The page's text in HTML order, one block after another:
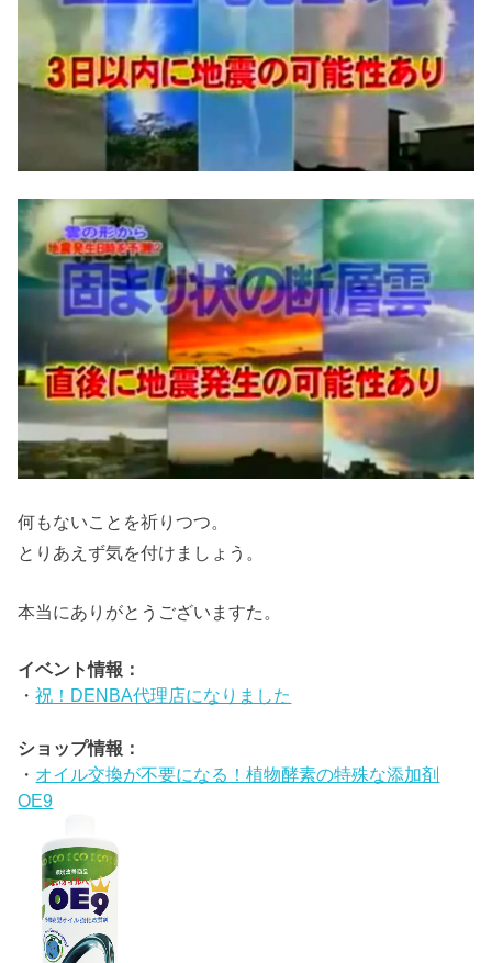
何もないことを祈りつつ。
とりあえず気を付けましょう。
本当にありがとうございますた。
イベント情報：
・祝！DENBA代理店になりました
ショップ情報：
・ オイル交換が不要になる！植物酵素の特殊な添加剤
OE9